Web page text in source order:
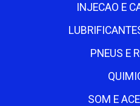
INJECAO E
PNEUS E
SOM E